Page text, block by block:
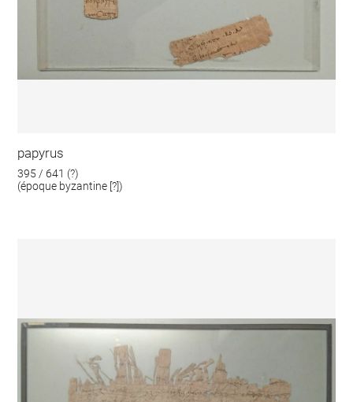
papyrus
395 / 641 (?)
(époque byzantine [?])